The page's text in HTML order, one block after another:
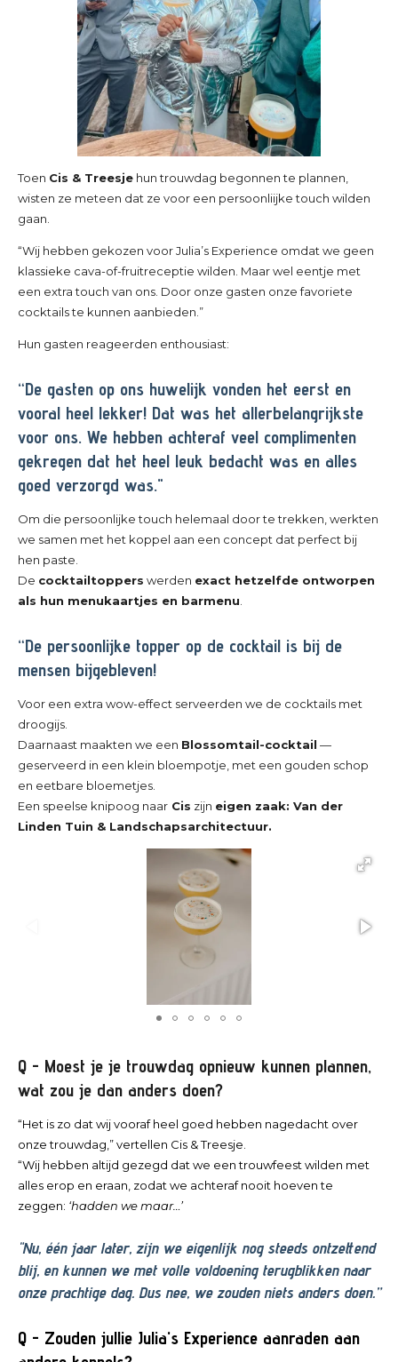
Toen Cis & Treesje hun trouwdag begonnen te plannen,
wisten ze meteen dat ze voor een persoonliijke touch wilden
gaan.
“Wij hebben gekozen voor Julia’s Experience omdat we geen
klassieke cava-of-fruitreceptie wilden. Maar wel eentje met
een extra touch van ons. Door onze gasten onze favoriete
cocktails te kunnen aanbieden.”
Hun gasten reageerden enthousiast:
“De gasten op ons huwelijk vonden het eerst en
vooral heel lekker! Dat was het allerbelangrijkste
voor ons. We hebben achteraf veel complimenten
gekregen dat het heel leuk bedacht was en alles
goed verzorgd was."
Om die persoonlijke touch helemaal door te trekken, werkten
we samen met het koppel aan een concept dat perfect bij
hen paste.
De cocktailtoppers werden exact hetzelfde ontworpen
als hun menukaartjes en barmenu
“De persoonlijke topper op de cocktail is bij de
mensen bijgebleven!
Voor een extra wow-effect serveerden we de cocktails met
droogijs.
Daarnaast maakten we een Blossomtail-cocktail —
geserveerd in een klein bloempotje, met een gouden schop
en eetbare bloemetjes.
Een speelse knipoog naar Cis zijn eigen zaak: Van der
Linden Tuin & Landschapsarchitectuur.
Q - Moest je je trouwdag opnieuw kunnen plannen,
wat zou je dan anders doen?
“Het is zo dat wij vooraf heel goed hebben nagedacht over
onze trouwdag,” vertellen Cis & Treesje.
“Wij hebben altijd gezegd dat we een trouwfeest wilden met
alles erop en eraan, zodat we achteraf nooit hoeven te
zeggen: ‘hadden we maar…’
"Nu, één jaar later, zijn we eigenlijk nog steeds ontzettend
blij, en kunnen we met volle voldoening terugblikken naar
onze prachtige dag. Dus nee, we zouden niets anders doen.”
Q - Zouden jullie Julia's Experience aanraden aan